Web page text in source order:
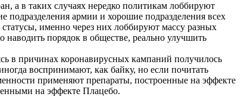
а в таких случаях нередко политикам лоббируют
армии и хорошие подразделения всех
именно через них лоббируют массу разных
порядок в обществе, реально улучшить
в причинах коронавирусных кампаний получилось
воспринимают, как байку, но если почитать
применяют препараты, построенные на эффекте
на эффекте Плацебо.